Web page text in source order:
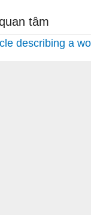
tâm
describing a